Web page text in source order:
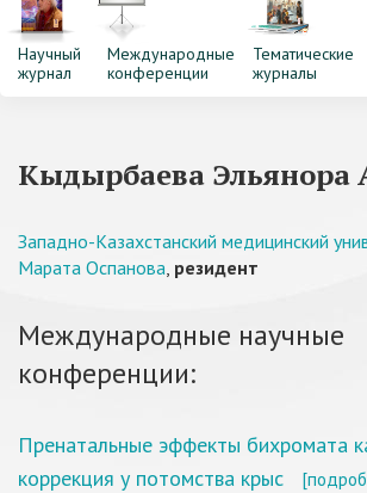
Научный
журнал
Международные
конференции
Тематические
журналы
Кыдырбаева Эльянора
Западно-Казахстанский медицинский
Марата Оспанова, резидент
Международные научные
конференции:
Пренатальные эффекты бихромата
коррекция у потомства крыс